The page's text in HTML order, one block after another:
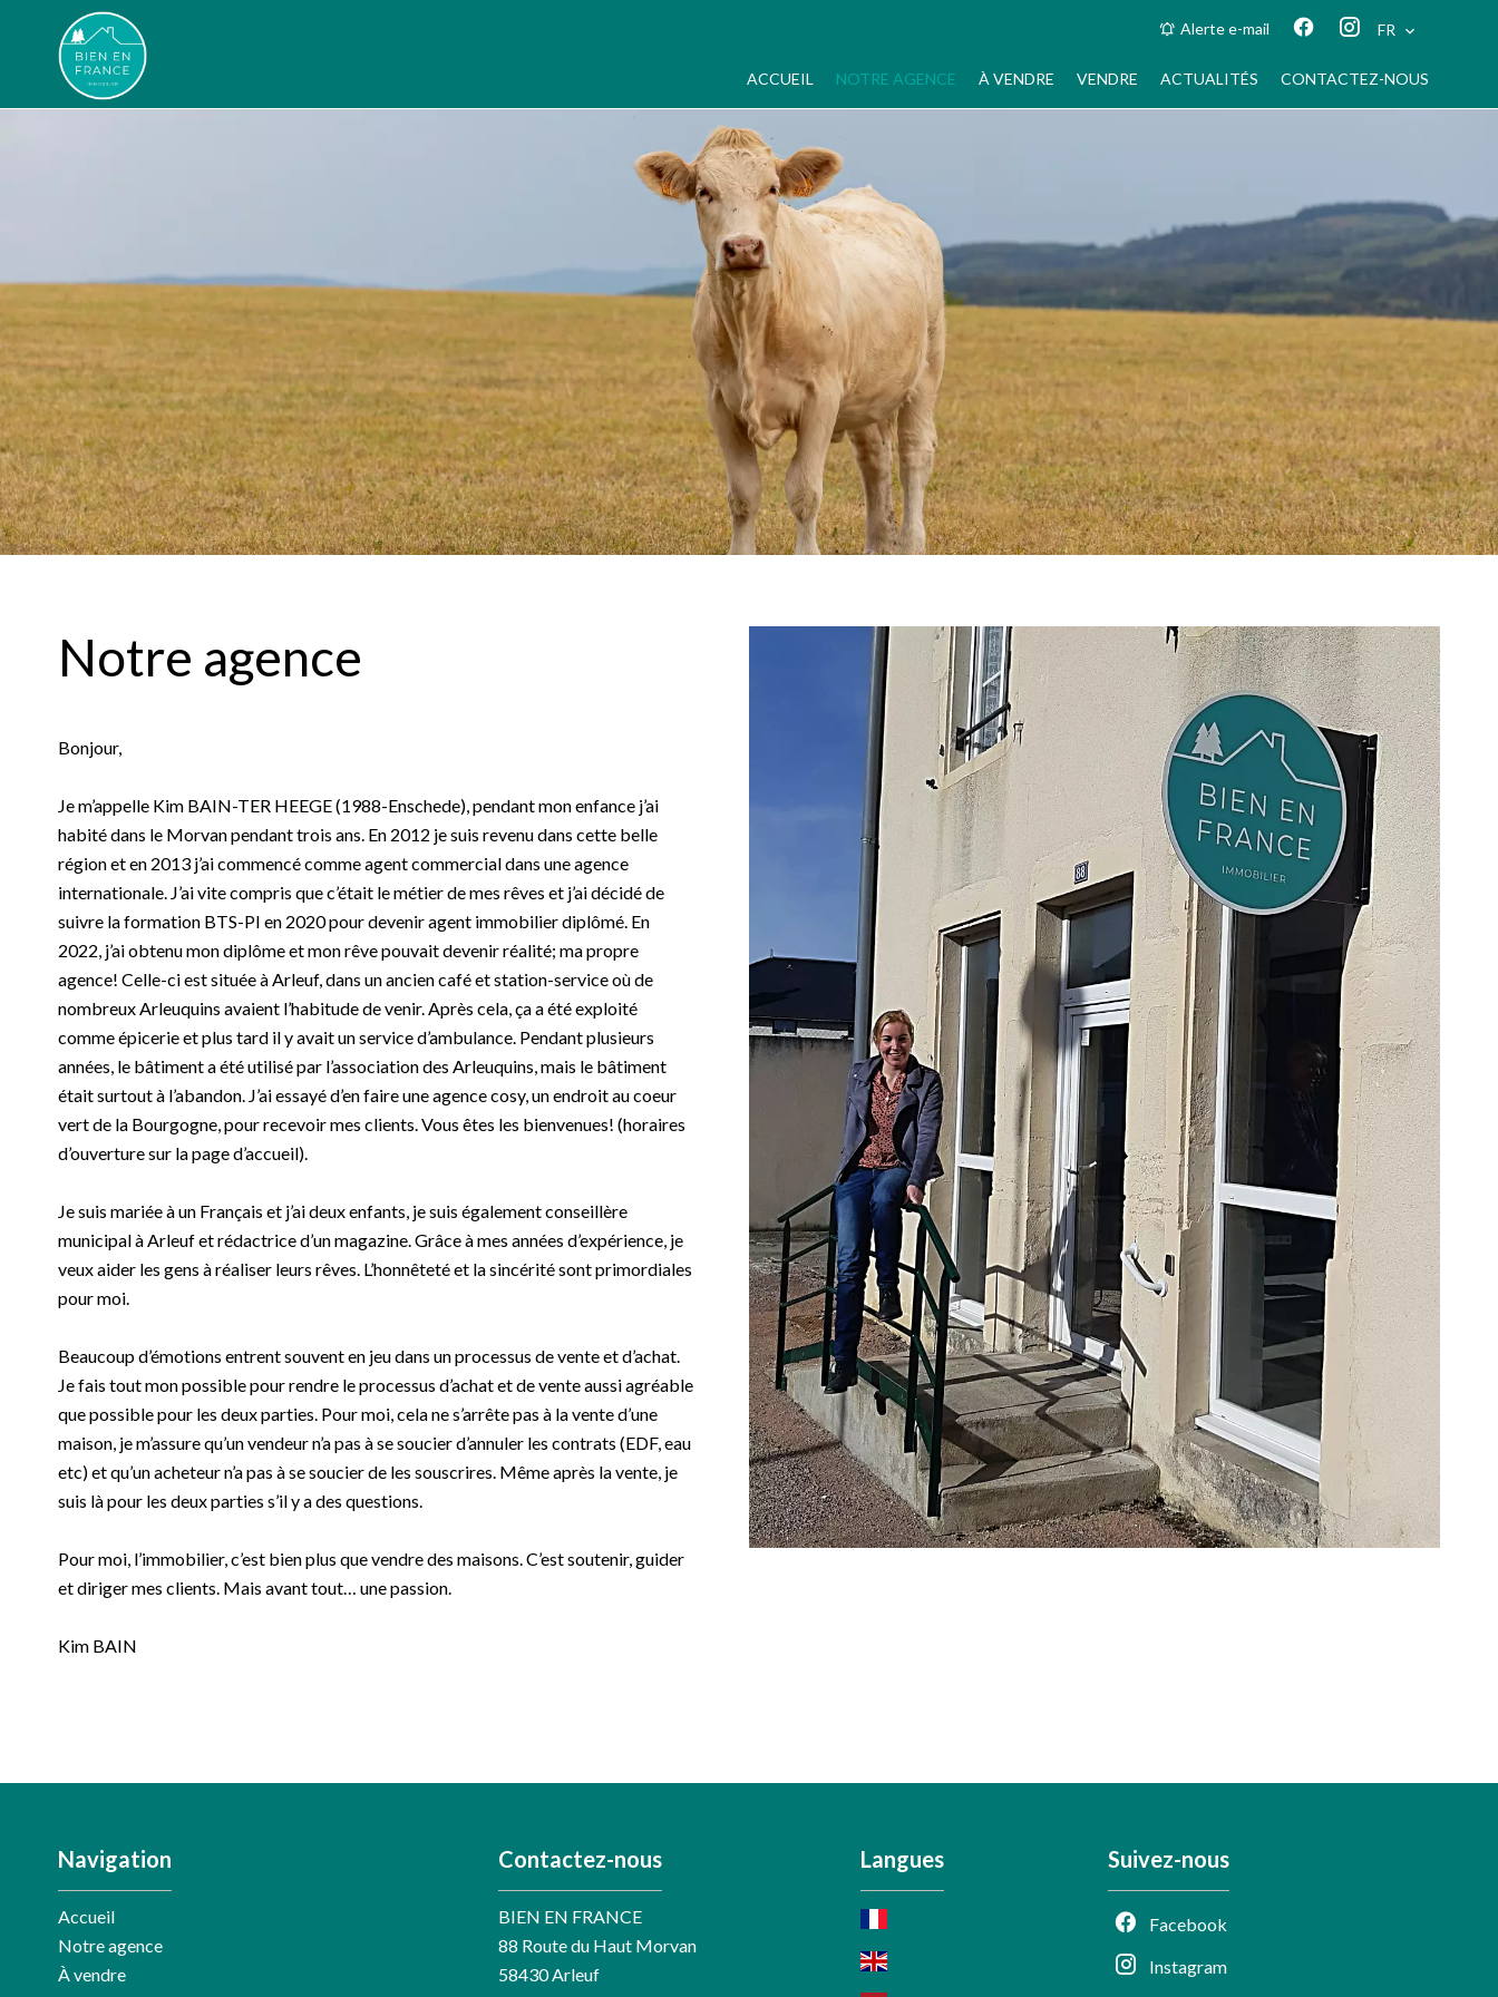
Alerte e-mail FR
ACCUEIL NOTRE AGENCE À VENDRE VENDRE ACTUALITÉS CONTACTEZ-NOUS
Notre agence
Bonjour,
Je m’appelle Kim BAIN-TER HEEGE (1988-Enschede), pendant mon enfance j’ai
habité dans le Morvan pendant trois ans. En 2012 je suis revenu dans cette belle
région et en 2013 j’ai commencé comme agent commercial dans une agence
internationale. J’ai vite compris que c’était le métier de mes rêves et j’ai décidé de
suivre la formation BTS-PI en 2020 pour devenir agent immobilier diplômé. En
2022, j’ai obtenu mon diplôme et mon rêve pouvait devenir réalité; ma propre
agence! Celle-ci est située à Arleuf, dans un ancien café et station-service où de
nombreux Arleuquins avaient l’habitude de venir. Après cela, ça a été exploité
comme épicerie et plus tard il y avait un service d’ambulance. Pendant plusieurs
années, le bâtiment a été utilisé par l’association des Arleuquins, mais le bâtiment
était surtout à l’abandon. J’ai essayé d’en faire une agence cosy, un endroit au coeur
vert de la Bourgogne, pour recevoir mes clients. Vous êtes les bienvenues! (horaires
d’ouverture sur la page d’accueil).
Je suis mariée à un Français et j’ai deux enfants, je suis également conseillère
municipal à Arleuf et rédactrice d’un magazine. Grâce à mes années d’expérience, je
veux aider les gens à réaliser leurs rêves. L’honnêteté et la sincérité sont primordiales
pour moi.
Beaucoup d’émotions entrent souvent en jeu dans un processus de vente et d’achat.
Je fais tout mon possible pour rendre le processus d’achat et de vente aussi agréable
que possible pour les deux parties. Pour moi, cela ne s’arrête pas à la vente d’une
maison, je m’assure qu’un vendeur n’a pas à se soucier d’annuler les contrats (EDF, eau
etc) et qu’un acheteur n’a pas à se soucier de les souscrires. Même après la vente, je
suis là pour les deux parties s’il y a des questions.
Pour moi, l’immobilier, c’est bien plus que vendre des maisons. C’est soutenir, guider
et diriger mes clients. Mais avant tout… une passion.
Kim BAIN
Navigation
Accueil
Notre agence
À vendre
Contactez-nous
BIEN EN FRANCE
88 Route du Haut Morvan
58430Arleuf
Langues Suivez-nous
Facebook
Instagram